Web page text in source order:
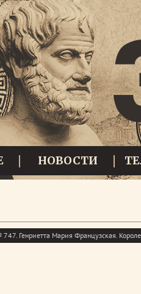
НОВОСТИ
Генриетта Мария Французская.